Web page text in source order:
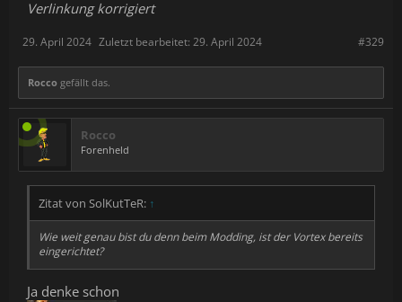
Verlinkung korrigiert
#329
29. April 2024 Zuletzt bearbeitet: 29. April 2024
Rocco gefällt das.
Rocco
Forenheld
Zitat von SolKutTeR: ↑
Wie weit genau bist du denn beim Modding, ist der Vortex bereits
eingerichtet?
Ja denke schon